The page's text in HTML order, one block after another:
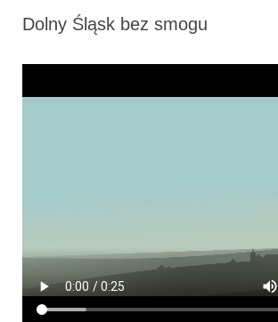
Dolny Śląsk bez smogu